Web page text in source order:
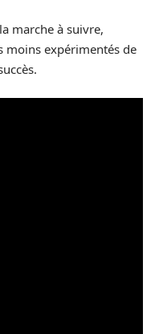
marche à suivre,
moins expérimentés de